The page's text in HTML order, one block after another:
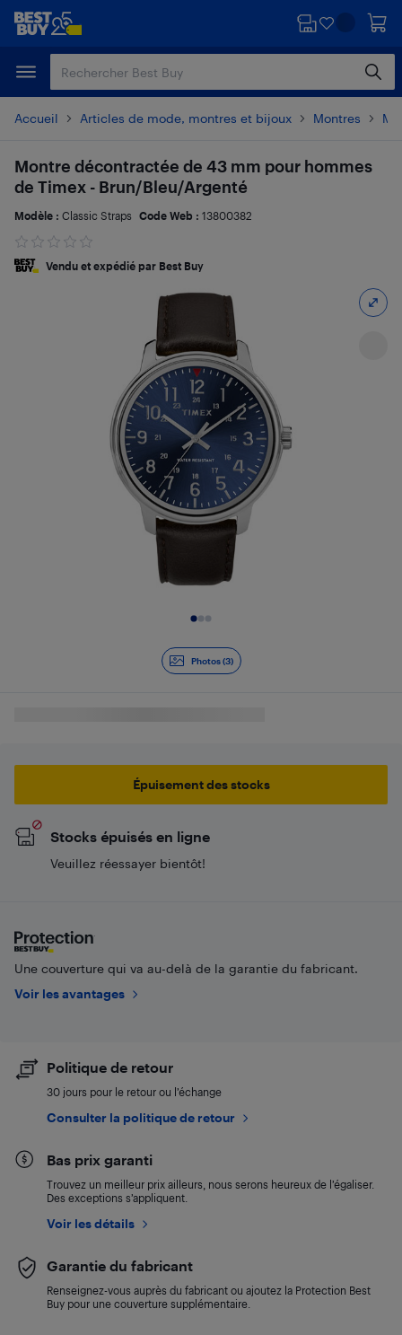
Passer
principal
Passer
Accueil Articles de mode, montres et bijoux Montres
Photos (3)
Montre décontractée de 43 mm pour hommes
de Timex - Brun/Bleu/Argenté
Modèle : Classic Straps Code Web : 13800382
Vendu et expédié par Best Buy
Épuisement des stocks
Stocks épuisés en ligne
Veuillez réessayer bientôt!
Une couverture qui va au-delà de la garantie du fabricant.
Voir les avantages
Politique de retour
30 jours pour le retour ou l’échange
Consulter la politique de retour
Bas prix garanti
Trouvez un meilleur prix ailleurs, nous serons heureux de l’égaliser.
Des exceptions s’appliquent.
Voir les détails
Garantie du fabricant
Renseignez-vous auprès du fabricant ou ajoutez la Protection Best
Buy pour une couverture supplémentaire.